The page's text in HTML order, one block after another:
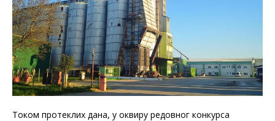
Током протеклих дана, у оквиру редовног конкурса